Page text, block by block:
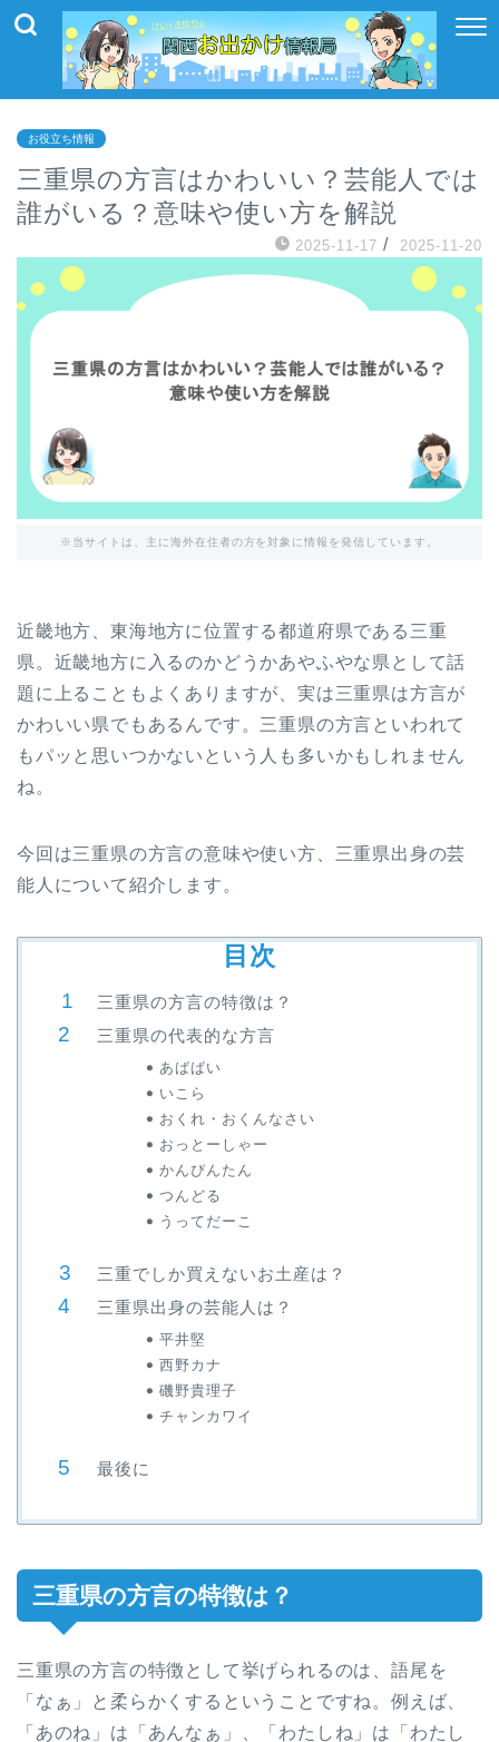
お役立ち情報
三重県の方言はかわいい？芸能人では
誰がいる？意味や使い方を解説
2025-11-17 / 2025-11-20
※当サイトは、主に海外在住者の方を対象に情報を発信しています。
近畿地方、東海地方に位置する都道府県である三重
県。近畿地方に入るのかどうかあやふやな県として話
題に上ることもよくありますが、実は三重県は方言が
かわいい県でもあるんです。三重県の方言といわれて
もパッと思いつかないという人も多いかもしれません
ね。
今回は三重県の方言の意味や使い方、三重県出身の芸
能人について紹介します。
目次
三重県の方言の特徴は？
三重県の代表的な方言
あばばい
いこら
おくれ・おくんなさい
おっとーしゃー
かんぴんたん
つんどる
うってだーこ
三重でしか買えないお土産は？
三重県出身の芸能人は？
平井堅
西野カナ
磯野貴理子
チャンカワイ
最後に
三重県の方言の特徴は？
三重県の方言の特徴として挙げられるのは、語尾を
「なぁ」と柔らかくするということですね。例えば、
「あのね」は「あんなぁ」、「わたしね」は「わたし